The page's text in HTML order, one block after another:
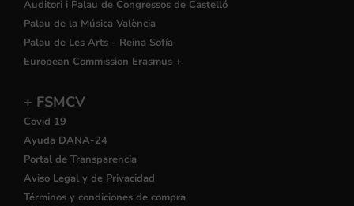
Auditori i Palau de Congressos de Castelló
Palau de la Música València
Palau de Les Arts - Reina Sofía
European Commission Erasmus +
+ FSMCV
Covid 19
Ayuda DANA-24
Portal de Transparencia
Aviso Legal y de Privacidad
Términos y condiciones de compra